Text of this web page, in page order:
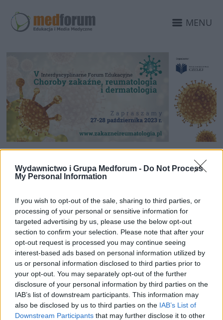
Wydawnictwo i Grupa Medforum - Do Not Process
My Personal Information
If you wish to opt-out of the sale, sharing to third parties, or
processing of your personal or sensitive information for
targeted advertising by us, please use the below opt-out
section to confirm your selection. Please note that after your
opt-out request is processed you may continue seeing
interest-based ads based on personal information utilized by
us or personal information disclosed to third parties prior to
your opt-out. You may separately opt-out of the further
disclosure of your personal information by third parties on the
IAB’s list of downstream participants. This information may
also be disclosed by us to third parties on the IAB’s List of
Downstream Participants that may further disclose it to other
MENU
V Interdyscyplinarne
Choroby zakaźne,
reumatologia i
dermatologia
W dniach 27-28 października 2023 r. w
Warszawie odbędzie się V
Interdyscyplinarne Forum Edukacyjne
Choroby zakaźne, reumatologia i